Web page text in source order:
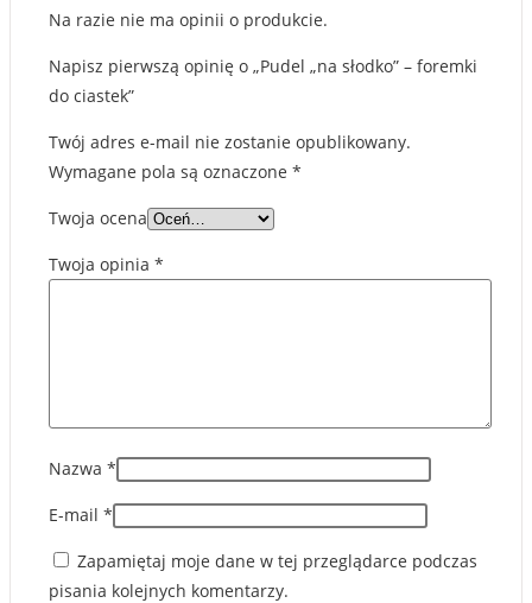
Na razie nie ma opinii o produkcie.
Napisz pierwszą opinię o „Pudel „na słodko” – foremki
do ciastek”
Twój adres e-mail nie zostanie opublikowany.
Wymagane pola są oznaczone *
Twoja ocena
Twoja opinia *
Nazwa *
E-mail *
Zapamiętaj moje dane w tej przeglądarce podczas
pisania kolejnych komentarzy.